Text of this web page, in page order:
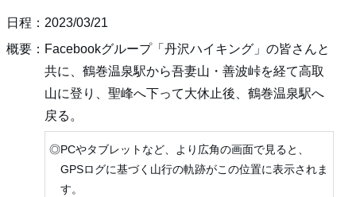
日程：2023/03/21
概要：Facebookグループ「丹沢ハイキング」の皆さんと
共に、鶴巻温泉駅から吾妻山・善波峠を経て高取
山に登り、聖峰へ下って大休止後、鶴巻温泉駅へ
戻る。
◎PCやタブレットなど、より広角の画面で見ると、
GPSログに基づく山行の軌跡がこの位置に表示されま
す。